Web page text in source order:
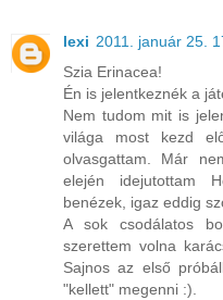
lexi 2011. január 25.
Szia Erinacea!
Én is jelentkeznék a
Nem tudom mit is
világa most kezd
olvasgattam. Már
elején idejutottam
benézek, igaz eddig
A sok csodálatos
szerettem volna
Sajnos az első
"kellett" megenni :).